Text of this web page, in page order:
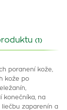
(1)
poranení kože,
kože po
konečníka, na
liečbu zaparenín a